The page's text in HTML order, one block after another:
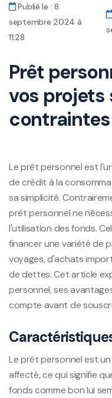
Publié le : 8
septembre 2024 à
11:28
Prêt
vos projets
contraintes
Le prêt personnel est
de crédit à la
sa simplicité.
prêt personnel ne
l'utilisation des fonds.
financer une variété de
voyages, d'achats
de dettes. Cet article
personnel, ses
compte avant de
Le prêt personnel est
affecté, ce qui signifie
fonds comme bon lui